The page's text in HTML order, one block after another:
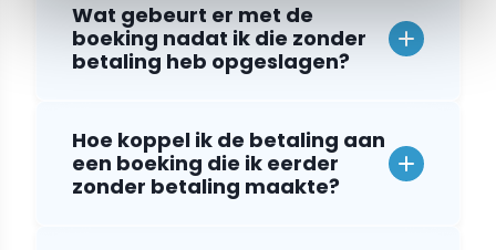
Wat gebeurt er met de
boeking nadat ik die zonder
betaling heb opgeslagen?
Hoe koppel ik de betaling aan
een boeking die ik eerder
zonder betaling maakte?